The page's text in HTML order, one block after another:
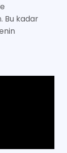
Bu kadar